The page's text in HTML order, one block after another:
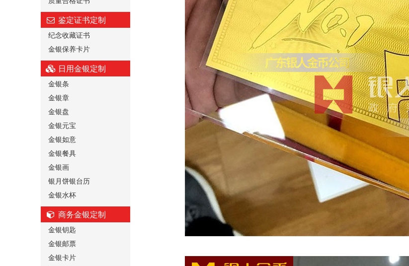
鉴定证书定制
纪念收藏证书
金银保养卡片
日用金银定制
金银条
金银章
金银盘
金银元宝
金银如意
金银餐具
金银画
银月饼银台历
金银水杯
商务金银定制
金银钥匙
金银邮票
金银卡片